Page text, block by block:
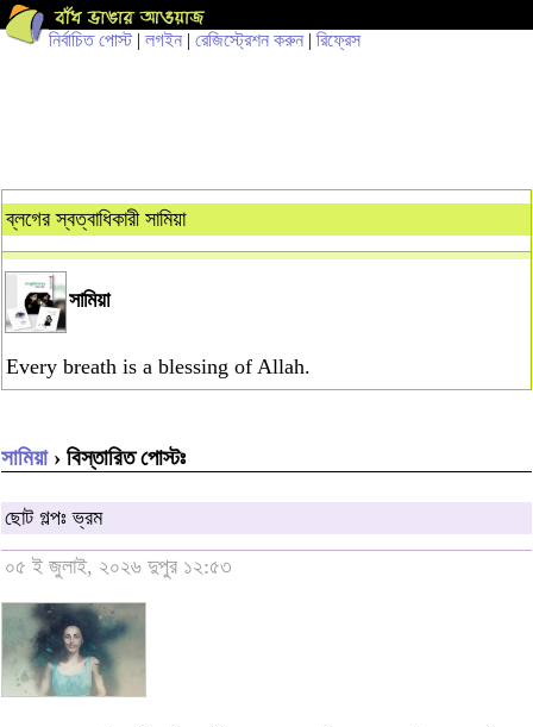
নির্বাচিত পোস্ট| লগইন | রেজিস্ট্রেশন করুন | রিফ্রেস
ব্লগের স্বত্বাধিকারী সামিয়া
সামিয়া
Every breath is a blessing of Allah.
সামিয়া› বিস্তারিত পোস্টঃ
ছোট গল্পঃ ভ্রম
০৫ ই জুলাই, ২০২৬ দুপুর ১২:৫৩